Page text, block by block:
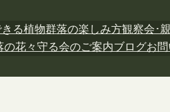
る植物群落の楽しみ方観察会･
の花々守る会のご案内ブログお